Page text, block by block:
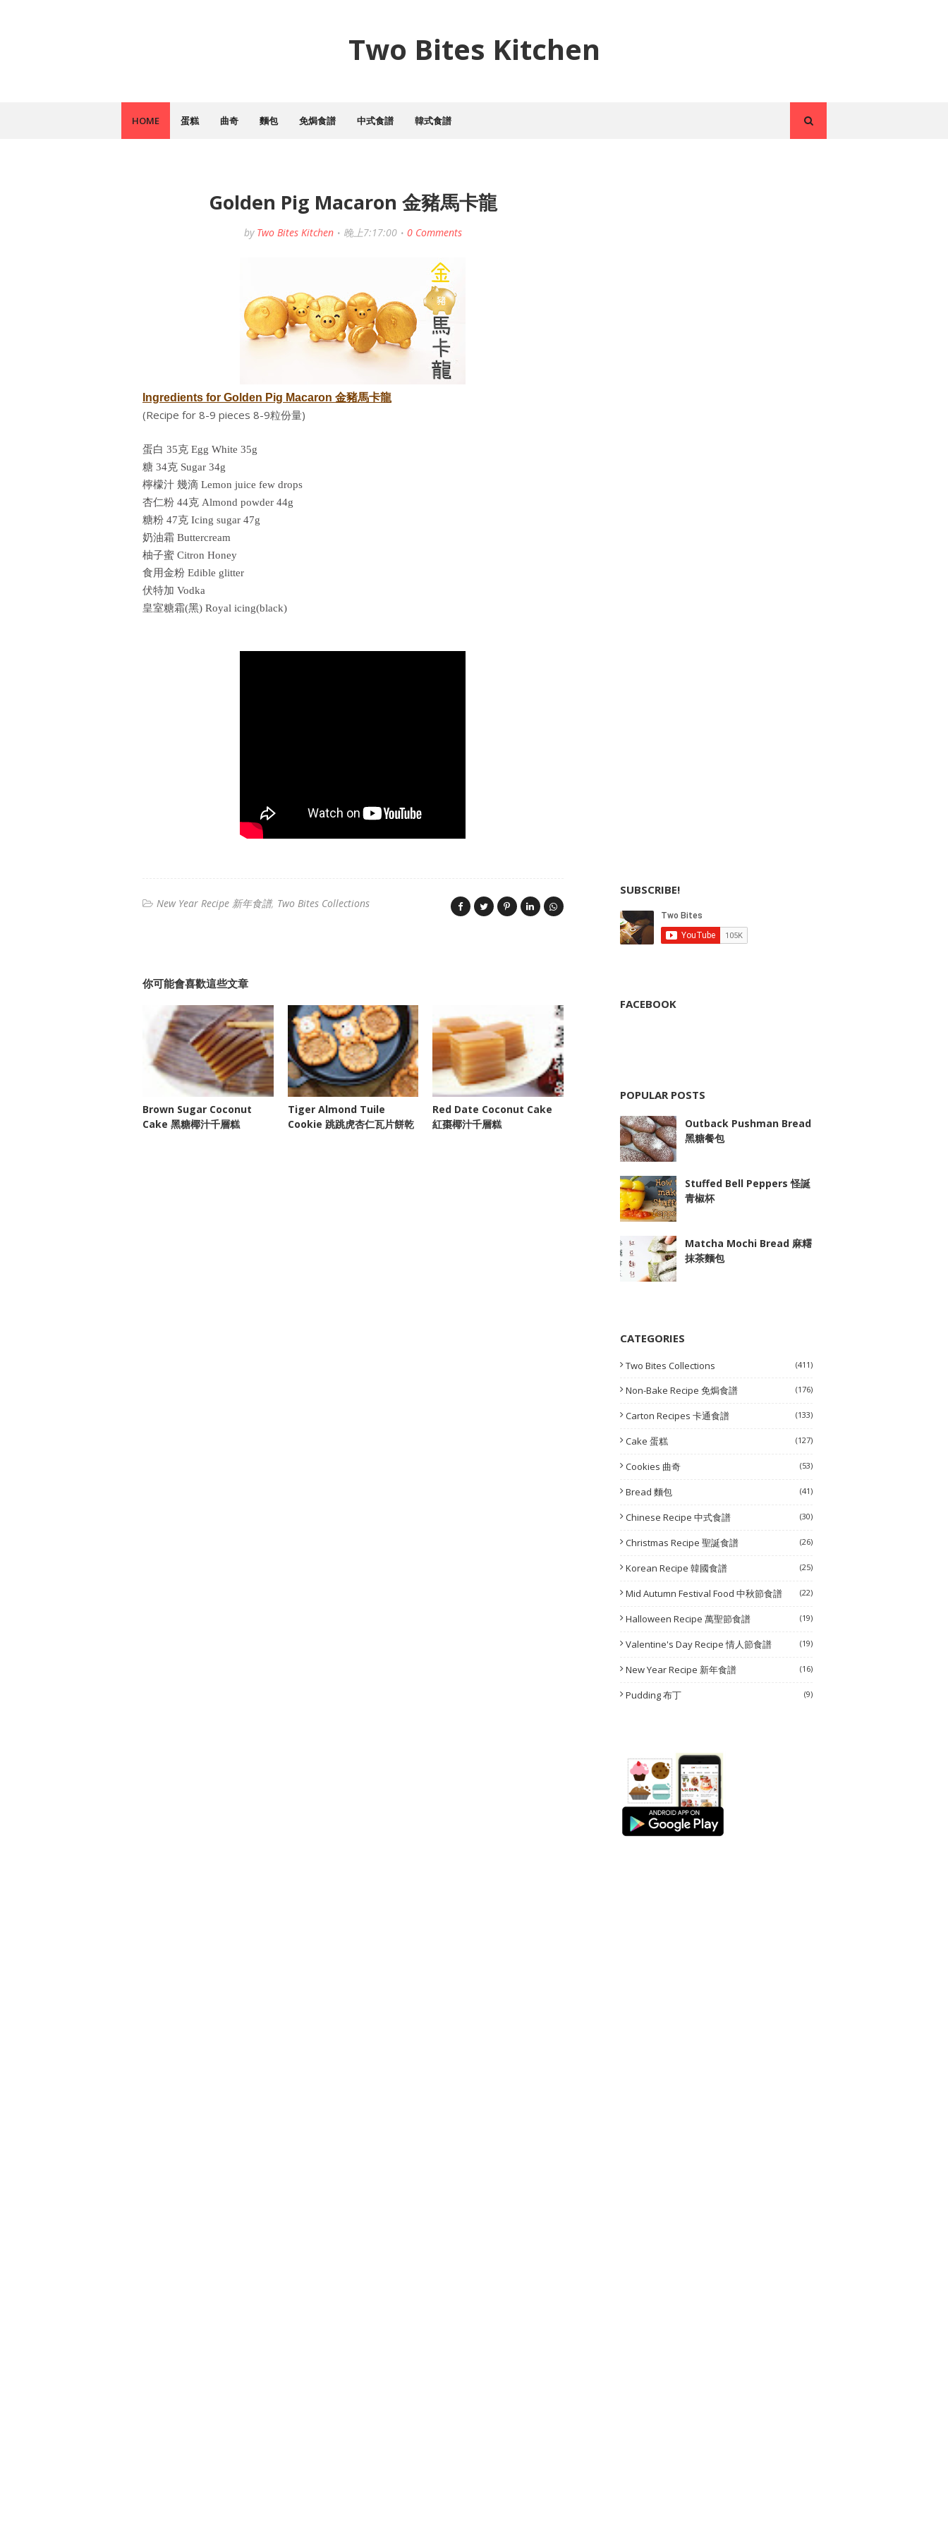
Two Bites Kitchen
HOME 蛋糕 曲奇 麵包 免焗食譜 中式食譜 韓式食譜
Golden Pig Macaron 金豬馬卡龍
by Two Bites Kitchen 晚上7:17:00 0 Comments
Ingredients for Golden Pig Macaron 金豬馬卡龍
(Recipe for 8-9 pieces 8-9粒份量)
蛋白 35克 Egg White 35g
糖 34克 Sugar 34g
檸檬汁 幾滴 Lemon juice few drops
杏仁粉 44克 Almond powder 44g
糖粉 47克 Icing sugar 47g
奶油霜 Buttercream
柚子蜜 Citron Honey
食用金粉 Edible glitter
伏特加 Vodka
皇室糖霜(黑) Royal icing(black)
New Year Recipe 新年食譜 Two Bites Collections
你可能會喜歡這些文章
Brown Sugar Coconut
Cake 黑糖椰汁千層糕
Tiger Almond Tuile
Cookie 跳跳虎杏仁瓦片餅乾
Red Date Coconut Cake
紅棗椰汁千層糕
SUBSCRIBE!
FACEBOOK
POPULAR POSTS
Outback Pushman Bread
黑糖餐包
Stuffed Bell Peppers 怪誕
青椒杯
Matcha Mochi Bread 麻糬
抹茶麵包
CATEGORIES
Two Bites Collections (411)
Non-Bake Recipe 免焗食譜 (176)
Carton Recipes 卡通食譜 (133)
Cake 蛋糕 (127)
Cookies 曲奇 (53)
Bread 麵包 (41)
Chinese Recipe 中式食譜 (30)
Christmas Recipe 聖誕食譜 (26)
Korean Recipe 韓國食譜 (25)
Mid Autumn Festival Food 中秋節食譜 (22)
Halloween Recipe 萬聖節食譜 (19)
Valentine's Day Recipe 情人節食譜 (19)
New Year Recipe 新年食譜 (16)
Pudding 布丁 (9)